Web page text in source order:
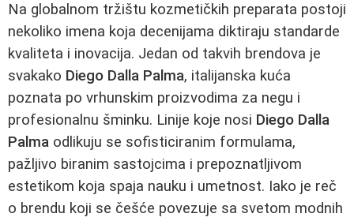
Na globalnom tržištu kozmetičkih preparata postoji
nekoliko imena koja decenijama diktiraju standarde
kvaliteta i inovacija. Jedan od takvih brendova je
svakako Diego Dalla Palma, italijanska kuća
poznata po vrhunskim proizvodima za negu i
profesionalnu šminku. Linije koje nosi Diego Dalla
Palma odlikuju se sofisticiranim formulama,
pažljivo biranim sastojcima i prepoznatljivom
estetikom koja spaja nauku i umetnost. Iako je reč
o brendu koji se češće povezuje sa svetom modnih